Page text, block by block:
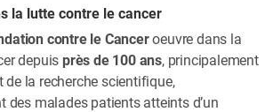
la lutte contre le cancer
contre le Canceroeuvre dans la
depuis près de 100 ans, principalement
la recherche scientifique,
des malades patients atteints d’un